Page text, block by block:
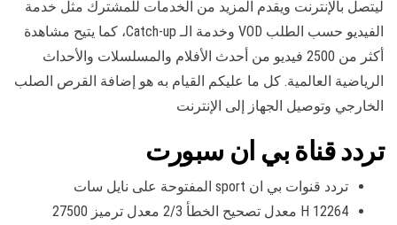
ليتصل بالإنترنت ويقدم المزيد من الخدمات للمشترك مثل خدمة
الفيديو حسب الطلب VOD وخدمة الـ Catch-up، كما يتيح مشاهدة
أكثر من 2500 فيديو من أحدث الأفلام والمسلسلات والأحداث
الرياضية العالمية. كل ما عليكم القيام به هو إضافة القرص الصلب
الخارجي وتوصيل الجهاز إلى الإنترنت
تردد قناة بي ان سبورت
تردد قنوات بي ان sport المفتوحة على نايل سات
12264 H معدل تصحيح الخطأ 2/3 معدل ترميز 27500